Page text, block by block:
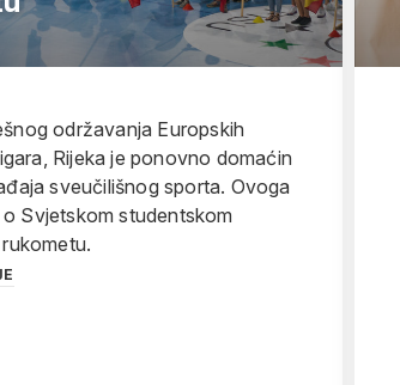
održavanja Europskih
Rijeka je ponovno domaćin
sveučilišnog sporta. Ovoga
Svjetskom studentskom